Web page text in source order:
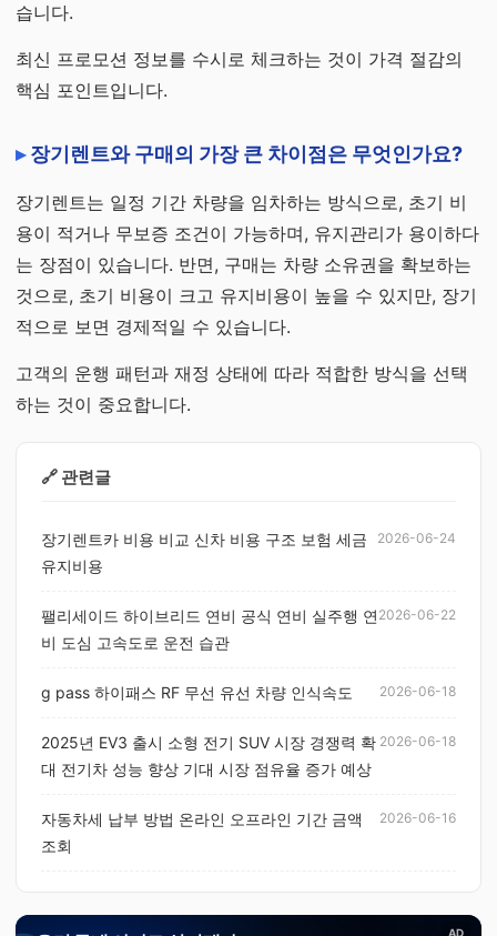
습니다.
최신 프로모션 정보를 수시로 체크하는 것이 가격 절감의
핵심 포인트입니다.
장기렌트와 구매의 가장 큰 차이점은 무엇인가요?
장기렌트는 일정 기간 차량을 임차하는 방식으로, 초기 비
용이 적거나 무보증 조건이 가능하며, 유지관리가 용이하다
는 장점이 있습니다. 반면, 구매는 차량 소유권을 확보하는
것으로, 초기 비용이 크고 유지비용이 높을 수 있지만, 장기
적으로 보면 경제적일 수 있습니다.
고객의 운행 패턴과 재정 상태에 따라 적합한 방식을 선택
하는 것이 중요합니다.
🔗 관련글
장기렌트카 비용 비교 신차 비용 구조 보험 세금
유지비용
2026-06-24
팰리세이드 하이브리드 연비 공식 연비 실주행 연
비 도심 고속도로 운전 습관
2026-06-22
g pass 하이패스 RF 무선 유선 차량 인식속도 2026-06-18
2025년 EV3 출시 소형 전기 SUV 시장 경쟁력 확
대 전기차 성능 향상 기대 시장 점유율 증가 예상
2026-06-18
자동차세 납부 방법 온라인 오프라인 기간 금액
조회
2026-06-16
AD